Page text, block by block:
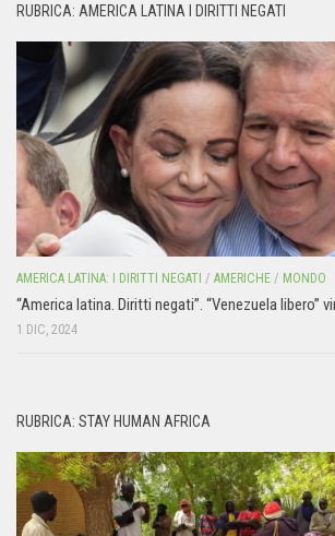
RUBRICA: AMERICA LATINA I DIRITTI NEGATI
AMERICA LATINA: I DIRITTI NEGATI / AMERICHE / MONDO
“America latina. Diritti negati”. “Venezuela libero”
1 DIC, 2024
RUBRICA: STAY HUMAN AFRICA